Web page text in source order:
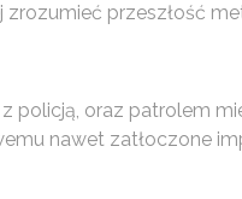
przeszłość
oraz patrolem
nawet zatłoczone